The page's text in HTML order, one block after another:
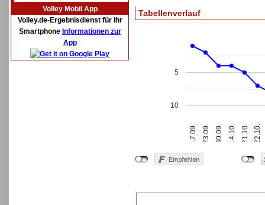
Volley Mobil App
Volley.de-Ergebnisdienst für Ihr
Smartphone Informationen zur
App
Tabellenverlauf
17.09. 23.09. 30.09. 14.10. 21.10. 22.10.
5
10